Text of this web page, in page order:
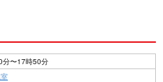
分〜17時50分